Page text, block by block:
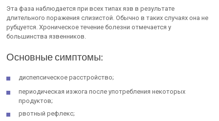
Эта фаза наблюдается при всех типах язв в результате
длительного поражения слизистой. Обычно в таких случаях она не
рубцуется. Хроническое течение болезни отмечается у
большинства язвенников.
Основные симптомы:
диспепсическое расстройство;
периодическая изжога после употребления некоторых
продуктов;
рвотный рефлекс;